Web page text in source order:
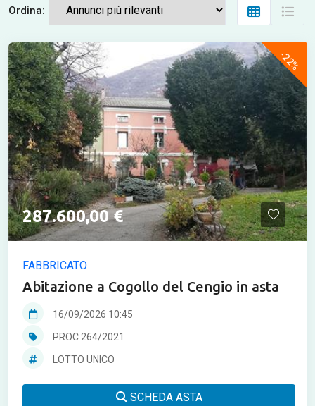
Ordina:
-22%
287.600,00 €
FABBRICATO
Abitazione a Cogollo del Cengio in asta
16/09/2026 10:45
PROC 264/2021
LOTTO UNICO
SCHEDA ASTA